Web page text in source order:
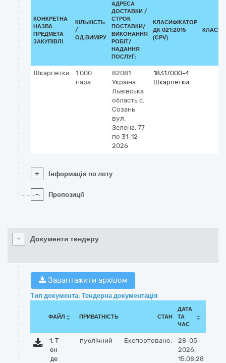
КОНКРЕТНА
НАЗВА
ПРЕДМЕТА
ЗАКУПІВЛІ
КІЛЬКІСТЬ
/
ОД.ВИМІРУ
АДРЕСА
ДОСТАВКИ /
СТРОК
ПОСТАВКИ/
ВИКОНАННЯ
РОБІТ/
НАДАННЯ
ПОСЛУГ:
КЛАСИФІКАТОР
ДК 021:2015
(CPV)
Шкарпетки
1 000
пара
82081
Україна
Львівська
область с.
Созань
вул.
Зелена, 77
по 31-12-
2026
18317000-4
Шкарпетки
+ Інформація по лоту
- Пропозиції
- Документи тендеру
Завантажити архівом
Тип документа: Тендерна документація
ФАЙЛ ПРИВАТНІСТЬ СТАН
ДАТА
ТА
ЧАС
1. Т
ен
де
публічний Експортовано:
28-05-
2026,
15:08:28